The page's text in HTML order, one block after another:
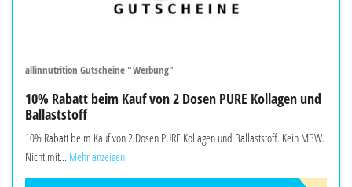
allinnutrition Gutscheine "Werbung"
10% Rabatt beim Kauf von 2 Dosen PURE Kollagen und
Ballaststoff
10% Rabatt beim Kauf von 2 Dosen PURE Kollagen und Ballaststoff. Kein MBW.
Nicht mit... Mehr anzeigen